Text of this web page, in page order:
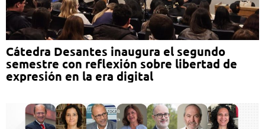
Cátedra Desantes inaugura el segundo
semestre con reflexión sobre libertad de
expresión en la era digital